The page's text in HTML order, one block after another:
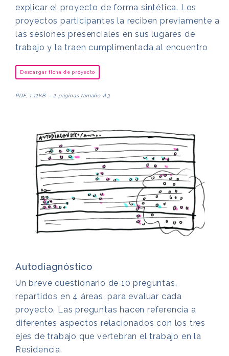
explicar el proyecto de forma sintética. Los
proyectos participantes la reciben previamente a
las sesiones presenciales en sus lugares de
trabajo y la traen cumplimentada al encuentro
Descargar ficha de proyecto
PDF, 1.12KB – 2 páginas tamaño A3
Autodiagnóstico
Un breve cuestionario de 10 preguntas,
repartidos en 4 áreas, para evaluar cada
proyecto. Las preguntas hacen referencia a
diferentes aspectos relacionados con los tres
ejes de trabajo que vertebran el trabajo en la
Residencia.